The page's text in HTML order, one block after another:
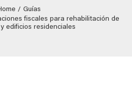
Guías
fiscales para rehabilitación de
edificios residenciales